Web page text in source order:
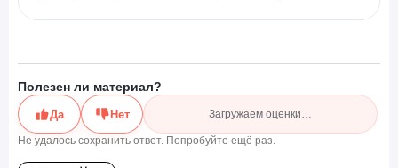
Полезен ли материал?
Да Нет Загружаем оценки…
Не удалось сохранить ответ. Попробуйте ещё раз.